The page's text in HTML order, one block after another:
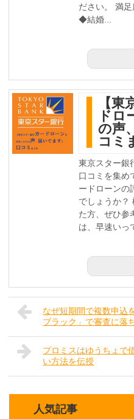
ださい。 満
◆結婚...
【
ドロ
の声
コミ
東京スター銀
口コミを集め
ードローンの
でしょうか？
た方、ぜひ参
は、早速いっ
なぜ短期間で複数申込
ブラック」で審査に落
プロミスはゆうちょで
い方法を伝授
人気記事